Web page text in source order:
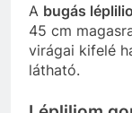
A bugás
45 cm
virágai kifelé
látható.